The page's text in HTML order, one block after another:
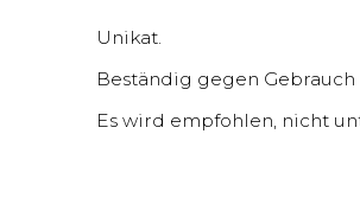
Unikat.
Beständig gegen
Es wird empfohlen, nicht